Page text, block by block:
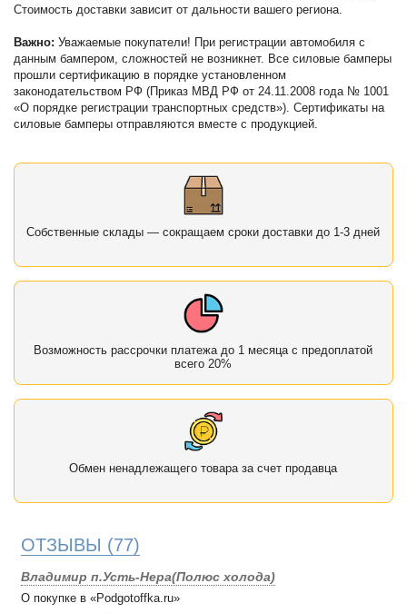
Стоимость доставки зависит от дальности вашего региона.
Важно: Уважаемые покупатели! При регистрации автомобиля с
данным бампером, сложностей не возникнет. Все силовые бамперы
прошли сертификацию в порядке установленном
законодательством РФ (Приказ МВД РФ от 24.11.2008 года № 1001
«О порядке регистрации транспортных средств»). Сертификаты на
силовые бамперы отправляются вместе с продукцией.
Собственные склады — сокращаем сроки доставки до 1-3 дней
Возможность рассрочки платежа до 1 месяца с предоплатой
всего 20%
Обмен ненадлежащего товара за счет продавца
ОТЗЫВЫ (77)
Владимир п.Усть-Нера(Полюс холода)
О покупке в «Podgotoffka.ru»